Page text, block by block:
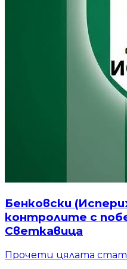
Бенковски
контролите с
Светкавица
Прочети цялата